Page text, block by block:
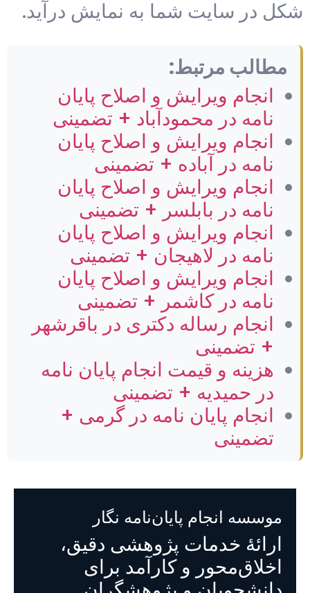
شکل در سایت شما به نمایش درآید.
مطالب مرتبط:
انجام ویرایش و اصلاح پایان
نامه در محمودآباد + تضمینی
انجام ویرایش و اصلاح پایان
نامه در آباده + تضمینی
انجام ویرایش و اصلاح پایان
نامه در بابلسر + تضمینی
انجام ویرایش و اصلاح پایان
نامه در لاهیجان + تضمینی
انجام ویرایش و اصلاح پایان
نامه در کاشمر + تضمینی
انجام رساله دکتری در باقرشهر
+ تضمینی
هزینه و قیمت انجام پایان نامه
در حمیدیه + تضمینی
انجام پایان نامه در گرمی +
تضمینی
موسسه انجام پایان‌نامه نگار
ارائهٔ خدمات پژوهشی دقیق،
اخلاق‌محور و کارآمد برای